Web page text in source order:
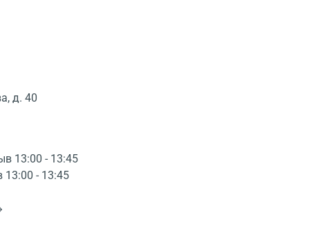
д. 40
13:00 - 13:45
13:00 - 13:45